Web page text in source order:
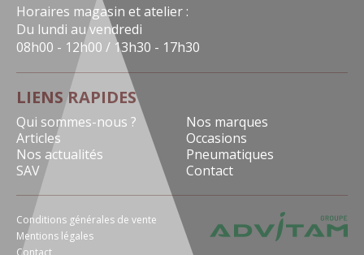
Horaires magasin et atelier :
Du lundi au vendredi
08h00 - 12h00 / 13h30 - 17h30
LIENS RAPIDES
Qui sommes-nous ?
Nos marques
Articles
Occasions
Nos actualités
Pneumatiques
SAV
Contact
Conditions générales de vente
Mentions légales